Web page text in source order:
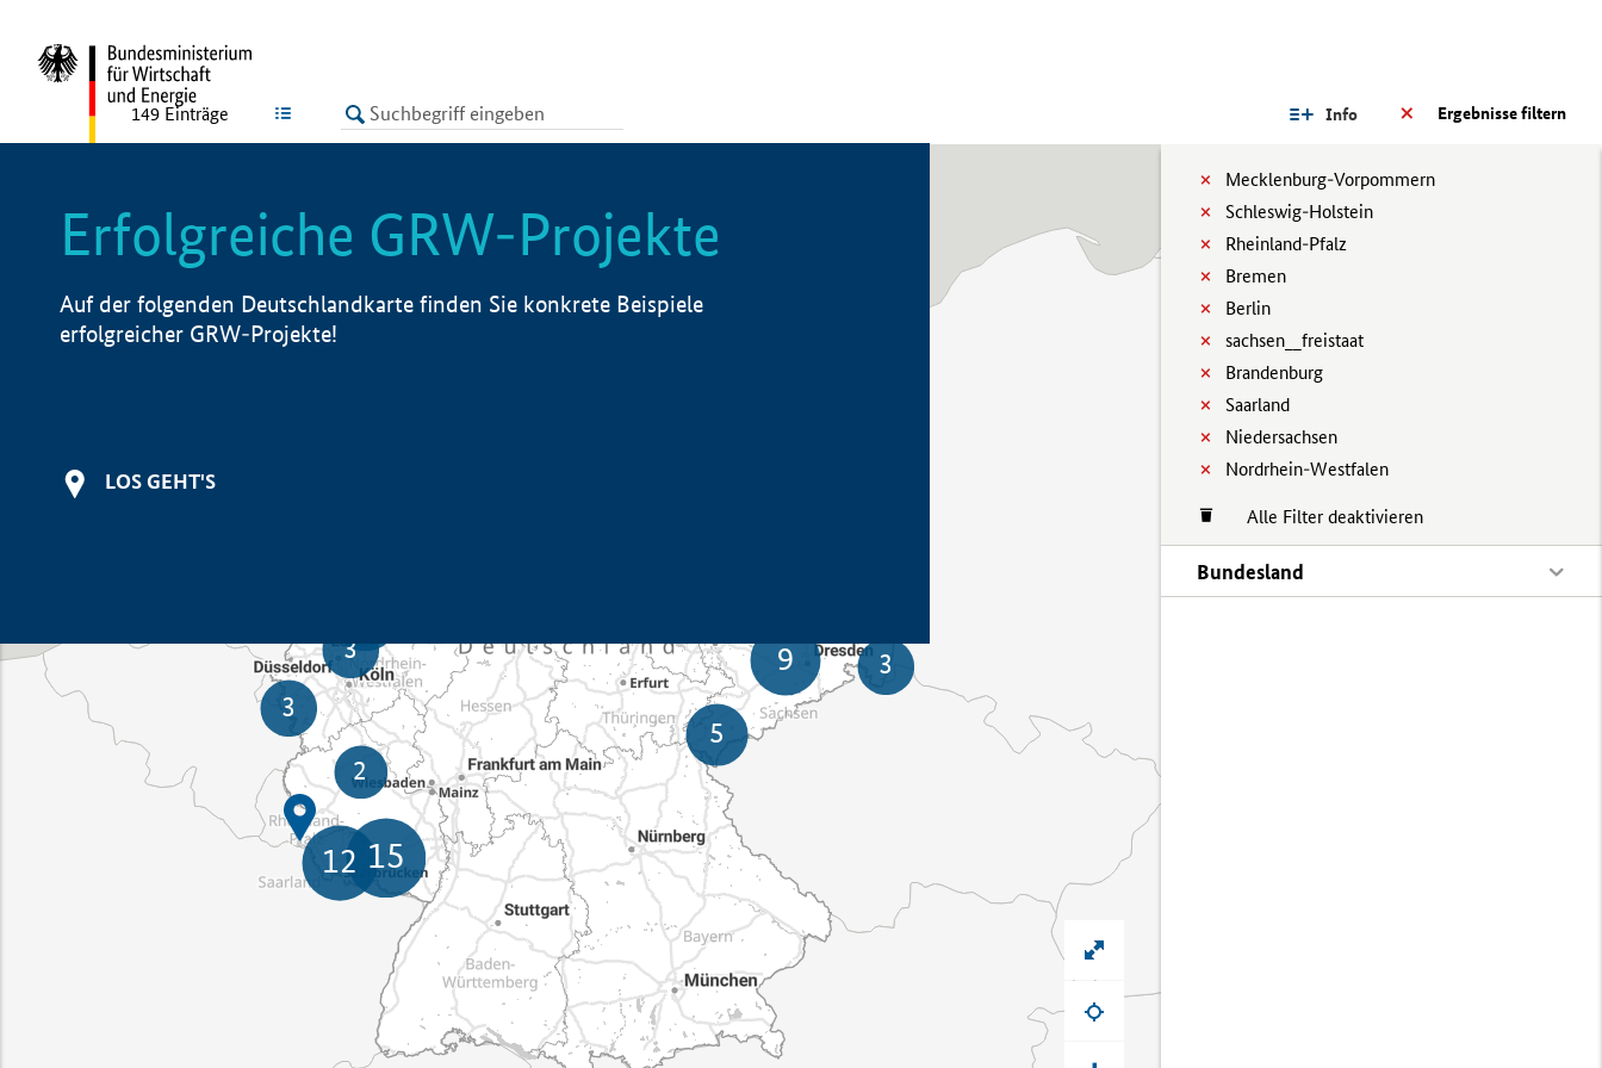
LISTE Ergebnisse filtern
Info
Mecklenburg-Vorpommern
Schleswig-Holstein
Rheinland-Pfalz
Bremen
Berlin
sachsen__freistaat
Brandenburg
Saarland
Niedersachsen
Nordrhein-Westfalen
Alle Filter deaktivieren
Bundesland
149 Einträge
Erfolgreiche GRW-Projekte
Auf der folgenden Deutschlandkarte finden Sie konkrete Beispiele
erfolgreicher GRW-Projekte!
LOS GEHT'S